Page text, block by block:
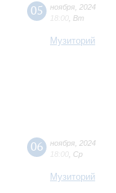
05 ноября 2024
18:00 Вт
Музиторий
06 ноября 2024
18:00 Ср
Музиторий